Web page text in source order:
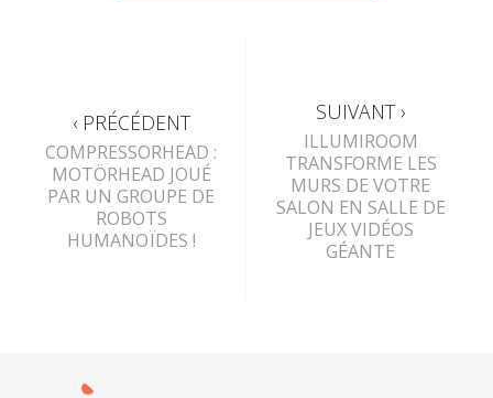
‹ PRÉCÉDENT
COMPRESSORHEAD :
MOTÖRHEAD JOUÉ
PAR UN GROUPE DE
ROBOTS
HUMANOÏDES !
SUIVANT ›
ILLUMIROOM
TRANSFORME LES
MURS DE VOTRE
SALON EN SALLE DE
JEUX VIDÉOS
GÉANTE